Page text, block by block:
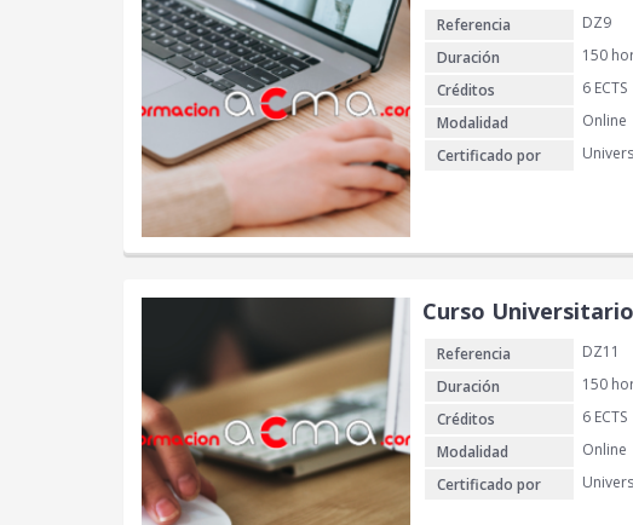
Referencia
DZ9
Duración
150
Créditos
6 ECTS
Modalidad
Online
Certificado por
Curso
Referencia
DZ11
Duración
150
Créditos
6 ECTS
Modalidad
Online
Certificado por